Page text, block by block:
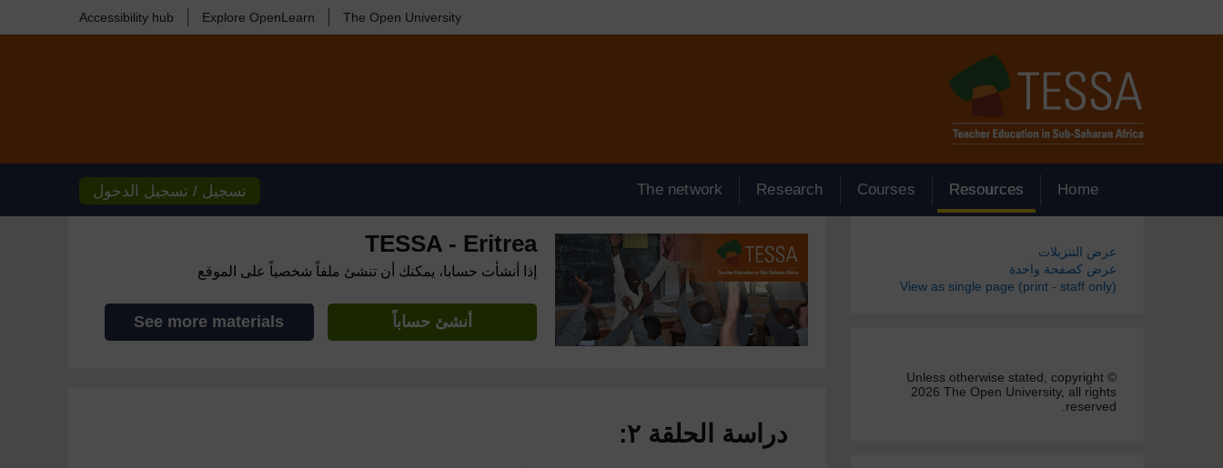
The Open University
Explore OpenLearn
Accessibility hub
Home
Resources
Courses
Research
The network تسجيل / تسجيل الدخول
الكتل
عرض التنزيلات
عرض كصفحة واحدة
View as single page (print - staff only)
Unless otherwise stated, copyright ©
2026 The Open University, all rights
reserved.
TESSA - Eritrea
إذا أنشأت حسابا، يمكنك أن تنشئ ملفاً شخصياً على الموقع
أنشئ حساباً See more materials
دراسة الحلقة ٢: